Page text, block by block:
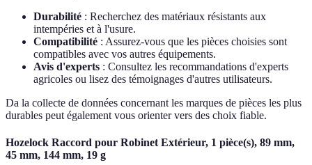
Durabilité : Recherchez des matériaux résistants aux
intempéries et à l'usure.
Compatibilité : Assurez-vous que les pièces choisies sont
compatibles avec vos autres équipements.
Avis d'experts : Consultez les recommandations d'experts
agricoles ou lisez des témoignages d'autres utilisateurs.
Da la collecte de données concernant les marques de pièces les plus
durables peut également vous orienter vers des choix fiable.
Hozelock Raccord pour Robinet Extérieur, 1 pièce(s), 89 mm,
45 mm, 144 mm, 19 g